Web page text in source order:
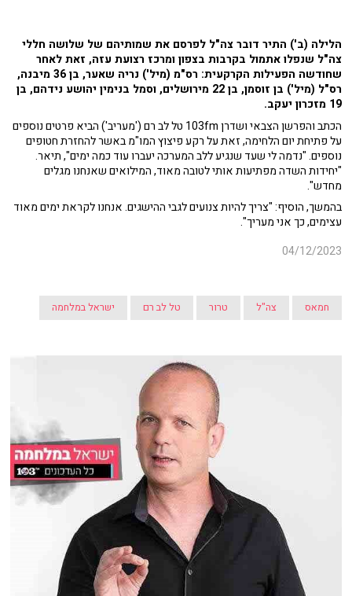
הלילה (ב') התיר דובר צה"ל לפרסם את שמותיהם של שלושה חללי
צה"ל שנפלו אתמול בקרבות בצפון ומרכז רצועת עזה, זאת לאחר
שחודשה הפעילות הקרקעית: רס"מ (מיל') נריה שאער, בן 36 מיבנה,
רס"ל (מיל') בן זוסמן, בן 22 מירושלים, וסמל בנימין יהושע נידהם, בן
19 מזכרון יעקב.
הכתב והפרשן הצבאי ושדרן 103fm טל לב רם ('מעריב') הביא פרטים נוספים
על פתיחת יום הלחימה, זאת על רקע פיצוץ המו"מ באשר להחזרת חטופים
נוספים. "נדמה לי שעד שנגיע ללב המערכה יעברו עוד כמה ימים", תיאר.
"יחידות השדה מפתיעות אותי לטובה מאוד, המילואים שאנחנו מגלים
מחדש".
בהמשך, הוסיף: "צריך להיות צנועים לגבי ההישגים. אנחנו לקראת ימים מאוד
עצימים, כך אני מעריך".
04/12/2023
חמאס צה"ל טרור טל לב רם ישראל במלחמה